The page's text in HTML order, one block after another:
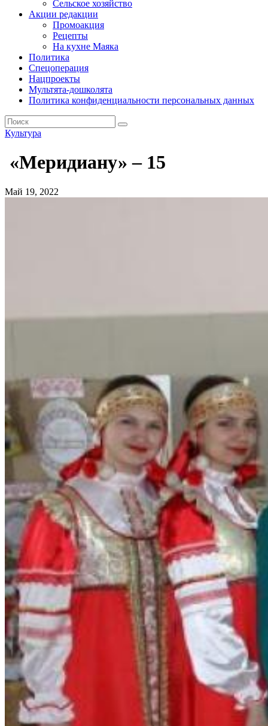
Сельское хозяйство
Акции редакции
Промоакция
Рецепты
На кухне Маяка
Политика
Спецоперация
Нацпроекты
Мультята-дошколята
Политика конфиденциальности персональных данных
Культура
«Меридиану» – 15
Май 19, 2022